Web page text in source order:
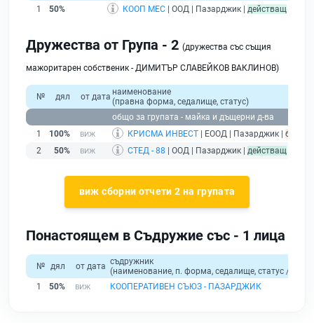
1
50% КООП МЕС | ООД | Пазарджик | действащ
Дружества от Група - 2 (дружества със същия
мажоритарен собственик - ДИМИТЪР СЛАВЕЙКОВ ВАКЛИНОВ)
№ дял от дата наименование
(правна форма, седалище, статус)
общо за групата - майка и дъщерни д-ва
1
100% КРИСМА ИНВЕСТ | ЕООД | Пазарджик | без
2
50% СТЕД - 88 | ООД | Пазарджик | действащ
виж сборни отчети 2 на групата
Понастоящем в Съдружие със - 1 лица
№ дял от дата съдружник
(наименование, п. форма, седалище, статус /
1
50% КООПЕРАТИВЕН СЪЮЗ - ПАЗАРДЖИК